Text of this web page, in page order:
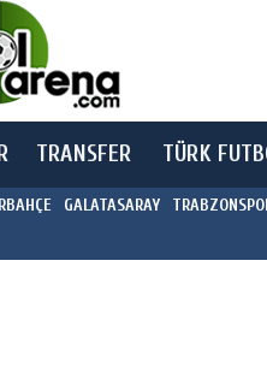
TRANSFER TÜRK
GALATASARAY